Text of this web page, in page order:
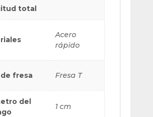
total
Acero
rápido
fresa Fresa T
del
1 cm